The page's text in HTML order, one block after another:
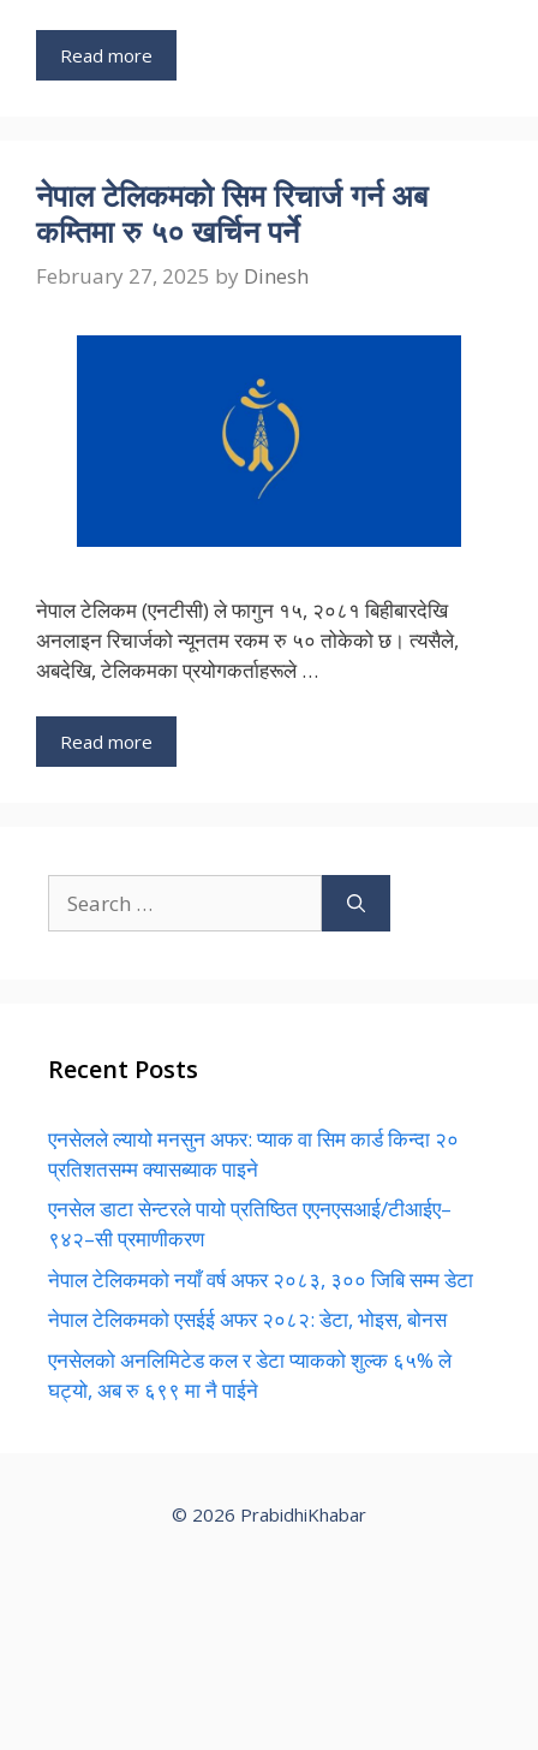
Read more
नेपाल टेलिकमको सिम रिचार्ज गर्न अब
कम्तिमा रु ५० खर्चिन पर्ने
February 27, 2025 by Dinesh
नेपाल टेलिकम (एनटीसी) ले फागुन १५, २०८१ बिहीबारदेखि
अनलाइन रिचार्जको न्यूनतम रकम रु ५० तोकेको छ। त्यसैले,
अबदेखि, टेलिकमका प्रयोगकर्ताहरूले …
Read more
for:
Recent Posts
एनसेलले ल्यायो मनसुन अफर: प्याक वा सिम कार्ड किन्दा २०
प्रतिशतसम्म क्यासब्याक पाइने
एनसेल डाटा सेन्टरले पायो प्रतिष्ठित एएनएसआई/टीआईए–
९४२–सी प्रमाणीकरण
नेपाल टेलिकमको नयाँ वर्ष अफर २०८३, ३०० जिबि सम्म डेटा
नेपाल टेलिकमको एसईई अफर २०८२: डेटा, भोइस, बोनस
एनसेलको अनलिमिटेड कल र डेटा प्याकको शुल्क ६५% ले
घट्यो, अब रु ६९९ मा नै पाईने
© 2026 PrabidhiKhabar